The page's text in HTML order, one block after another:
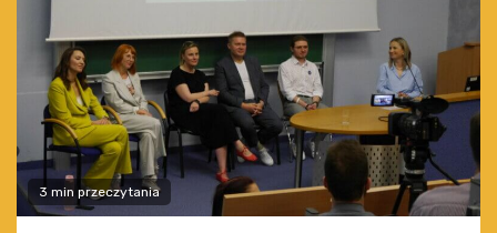
3 min przeczytania